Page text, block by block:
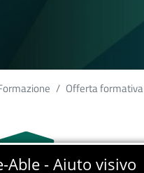
Offerta formativa